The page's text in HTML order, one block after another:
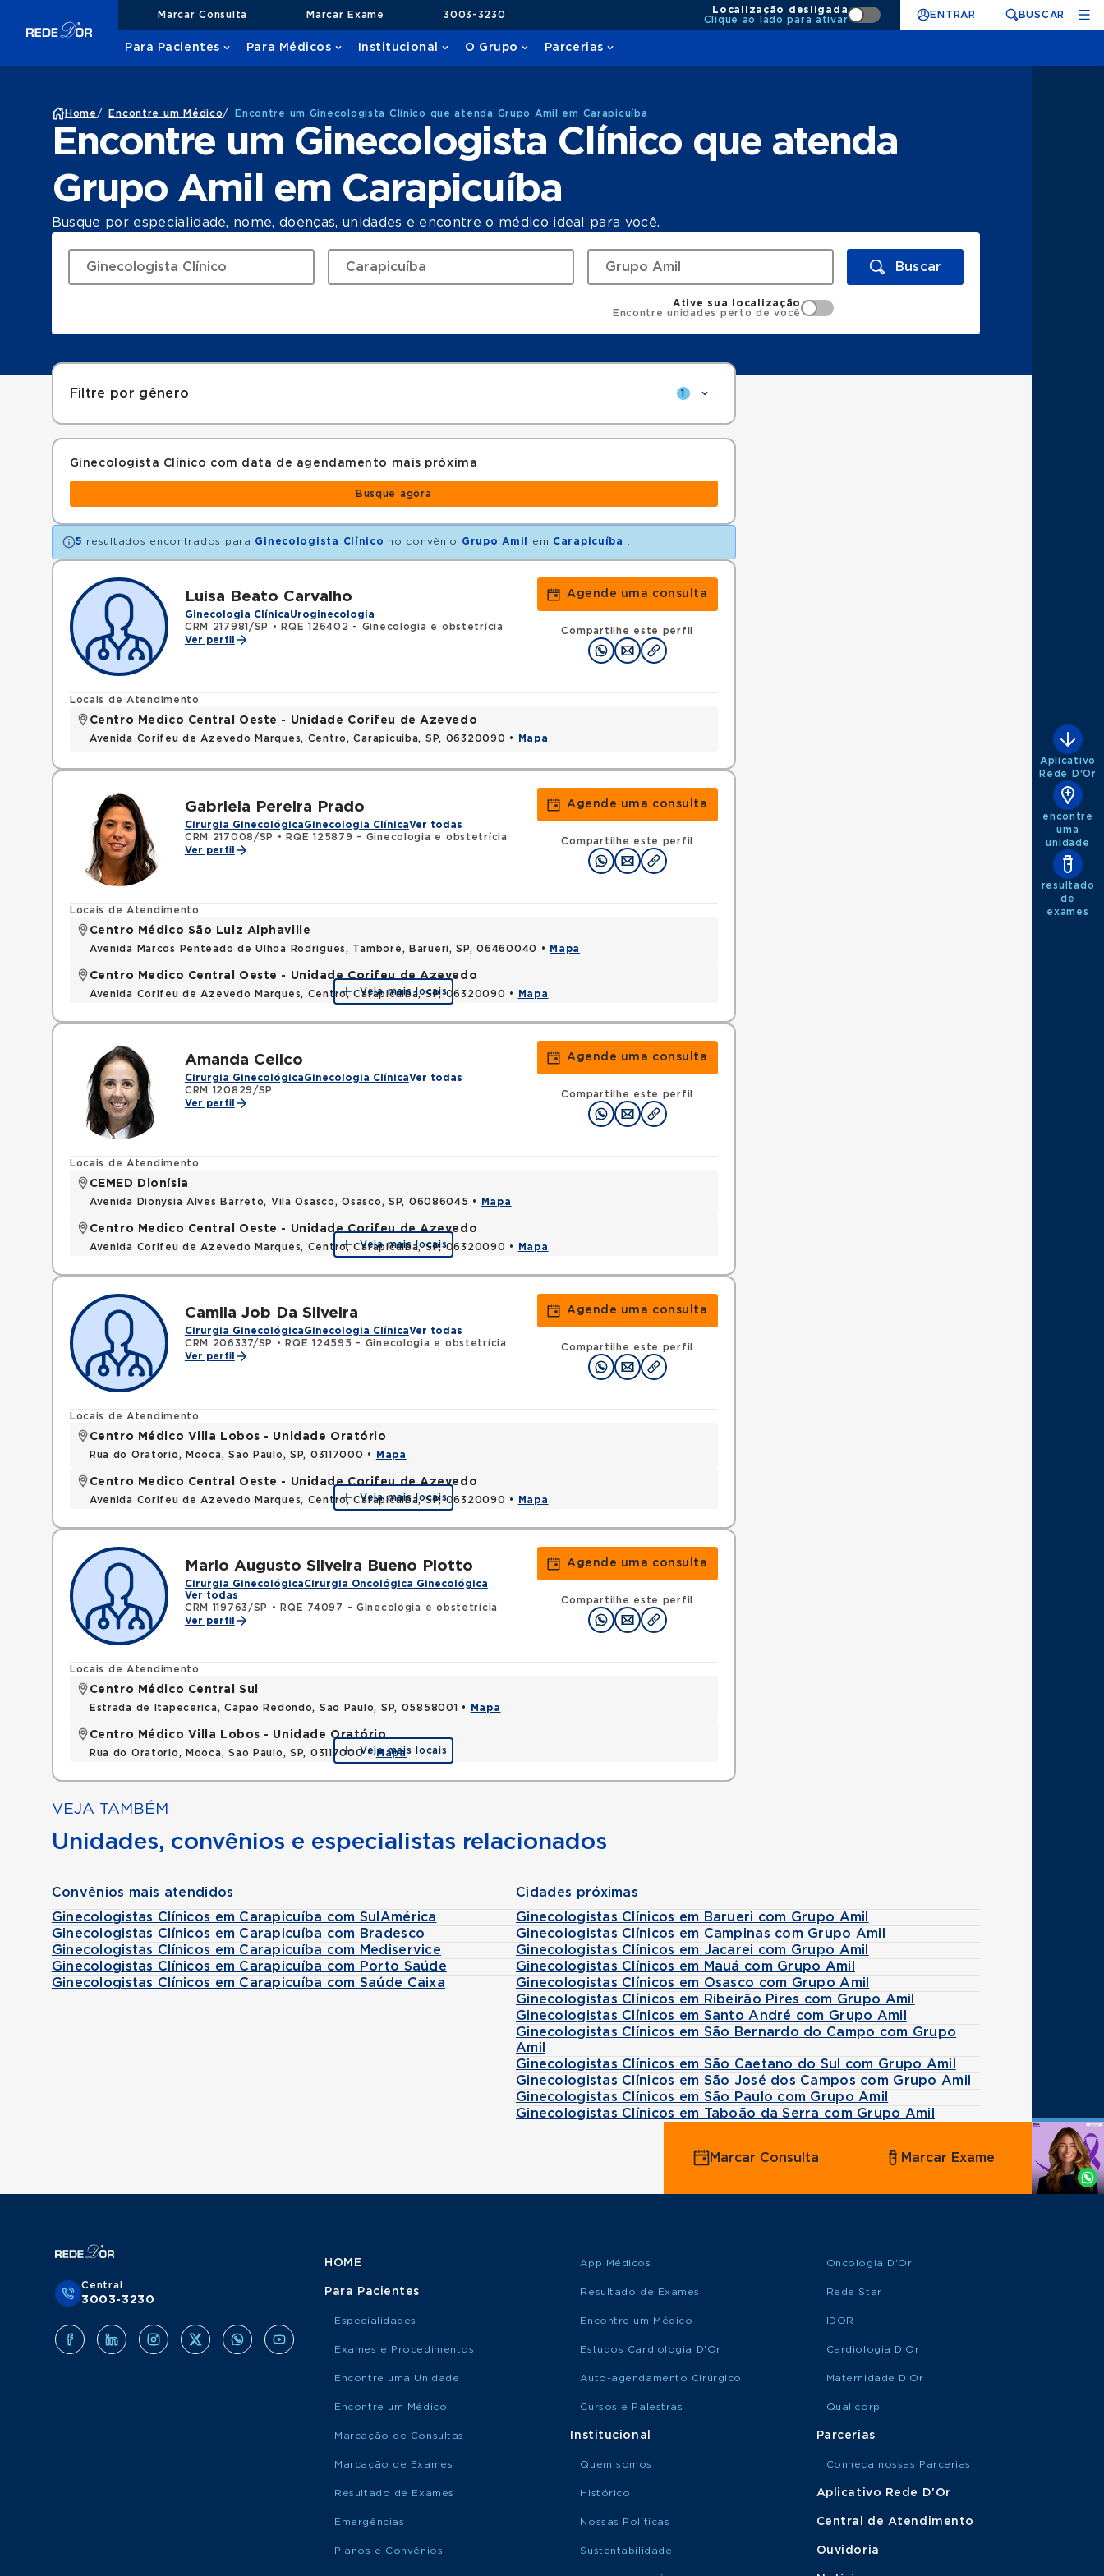
Marcar Consulta Marcar Exame 3003-3230
Localização desligada
Clique ao lado para ativar
ENTRAR BUSCAR
Para Pacientes Para Médicos Institucional O Grupo Parcerias
Home / Encontre um Médico/ Encontre um Ginecologista Clínico que atenda Grupo Amil em Carapicuíba
Encontre um Ginecologista Clínico que atenda
Grupo Amil em Carapicuíba
Busque por especialidade, nome, doenças, unidades e encontre o médico ideal para você.
Buscar
Ative sua localização
Encontre unidades perto de você
Filtre por gênero 1
Ginecologista Clínico com data de agendamento mais próxima
Busque agora
5 resultados encontrados para Ginecologista Clínico no convênio Grupo Amil em Carapicuíba
Luisa Beato Carvalho
Ginecologia ClínicaUroginecologia
CRM 217981/SP
•
RQE 126402 - Ginecologia e obstetrícia
Ver perfil
Agende uma consulta
Compartilhe este perfil
Locais de Atendimento
Centro Medico Central Oeste - Unidade Corifeu de Azevedo
Avenida Corifeu de Azevedo Marques, Centro, Carapicuiba, SP, 06320090 • Mapa
Gabriela Pereira Prado
Cirurgia GinecológicaGinecologia ClínicaVer todas
CRM 217008/SP
•
RQE 125879 - Ginecologia e obstetrícia
Ver perfil
Agende uma consulta
Compartilhe este perfil
Locais de Atendimento
Centro Médico São Luiz Alphaville
Avenida Marcos Penteado de Ulhoa Rodrigues, Tambore, Barueri, SP, 06460040 • Mapa
Centro Medico Central Oeste - Unidade Corifeu de Azevedo
Avenida Corifeu de Azevedo Marques, Centro, Carapicuiba, SP, 06320090 • Mapa
Veja mais locais
Amanda Celico
Cirurgia GinecológicaGinecologia ClínicaVer todas
CRM 120829/SP
Ver perfil
Agende uma consulta
Compartilhe este perfil
Locais de Atendimento
CEMED Dionísia
Avenida Dionysia Alves Barreto, Vila Osasco, Osasco, SP, 06086045 • Mapa
Centro Medico Central Oeste - Unidade Corifeu de Azevedo
Avenida Corifeu de Azevedo Marques, Centro, Carapicuiba, SP, 06320090 • Mapa
Veja mais locais
Camila Job Da Silveira
Cirurgia GinecológicaGinecologia ClínicaVer todas
CRM 206337/SP
•
RQE 124595 - Ginecologia e obstetrícia
Ver perfil
Agende uma consulta
Compartilhe este perfil
Locais de Atendimento
Centro Médico Villa Lobos - Unidade Oratório
Rua do Oratorio, Mooca, Sao Paulo, SP, 03117000 • Mapa
Centro Medico Central Oeste - Unidade Corifeu de Azevedo
Avenida Corifeu de Azevedo Marques, Centro, Carapicuiba, SP, 06320090 • Mapa
Veja mais locais
Mario Augusto Silveira Bueno Piotto
Cirurgia GinecológicaCirurgia Oncológica Ginecológica
Ver todas
CRM 119763/SP
•
RQE 74097 - Ginecologia e obstetrícia
Ver perfil
Agende uma consulta
Compartilhe este perfil
Locais de Atendimento
Centro Médico Central Sul
Estrada de Itapecerica, Capao Redondo, Sao Paulo, SP, 05858001 • Mapa
Centro Médico Villa Lobos - Unidade Oratório
Rua do Oratorio, Mooca, Sao Paulo, SP, 03117000 •Mapa
Veja mais locais
VEJA TAMBÉM
Unidades, convênios e especialistas relacionados
Convênios mais atendidos
Ginecologistas Clínicos em Carapicuíba com SulAmérica
Ginecologistas Clínicos em Carapicuíba com Bradesco
Ginecologistas Clínicos em Carapicuíba com Mediservice
Ginecologistas Clínicos em Carapicuíba com Porto Saúde
Ginecologistas Clínicos em Carapicuíba com Saúde Caixa
Cidades próximas
Ginecologistas Clínicos em Barueri com Grupo Amil
Ginecologistas Clínicos em Campinas com Grupo Amil
Ginecologistas Clínicos em Jacarei com Grupo Amil
Ginecologistas Clínicos em Mauá com Grupo Amil
Ginecologistas Clínicos em Osasco com Grupo Amil
Ginecologistas Clínicos em Ribeirão Pires com Grupo Amil
Ginecologistas Clínicos em Santo André com Grupo Amil
Ginecologistas Clínicos em São Bernardo do Campo com Grupo
Amil
Ginecologistas Clínicos em São Caetano do Sul com Grupo Amil
Ginecologistas Clínicos em São José dos Campos com Grupo Amil
Ginecologistas Clínicos em São Paulo com Grupo Amil
Ginecologistas Clínicos em Taboão da Serra com Grupo Amil
Aplicativo
Rede D'Or
encontre
uma
unidade
resultado
de
exames
Agende
Whatsapp
Marcar Consulta Marcar Exame
Central
3003-3230
HOME
Para Pacientes
Especialidades
Exames e Procedimentos
Encontre uma Unidade
Encontre um Médico
Marcação de Consultas
Marcação de Exames
Resultado de Exames
Emergências
Planos e Convênios
App Médicos
Resultado de Exames
Encontre um Médico
Estudos Cardiologia D'Or
Auto-agendamento Cirúrgico
Cursos e Palestras
Institucional
Quem somos
Histórico
Nossas Políticas
Sustentabilidade
Oncologia D'Or
Rede Star
IDOR
Cardiologia D’Or
Maternidade D'Or
Qualicorp
Parcerias
Conheça nossas Parcerias
Aplicativo Rede D'Or
Central de Atendimento
Ouvidoria